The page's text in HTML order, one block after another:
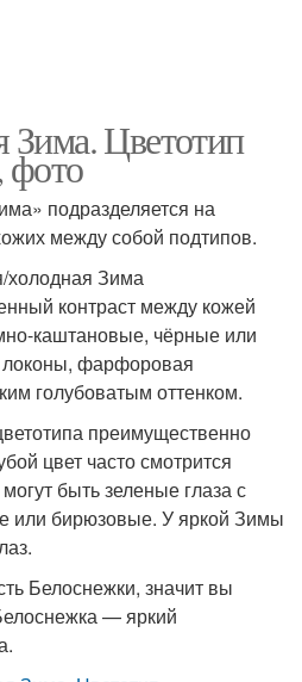
Зима. Цветотип
фото
подразделяется на
между собой подтипов.
холодная Зима
контраст между кожей
каштановые, чёрные или
фарфоровая
голубоватым оттенком.
преимущественно
цвет часто смотрится
быть зеленые глаза с
или бирюзовые. У яркой Зимы
Белоснежки, значит вы
— яркий